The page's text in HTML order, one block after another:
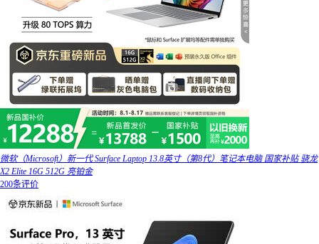
微软（Microsoft）新一代 Surface Laptop 13.8英寸（第8代）笔记本电脑 国家补贴 骁龙
X2 Elite 16G 512G 亮铂金
200条评价